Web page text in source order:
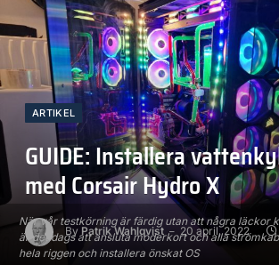
När vår testkörning är färdig utan att några läckor
är det dags att ansluta moderkort och alla
hela riggen och installera önskat OS
ARTIKEL
GUIDE: Installera
med Corsair Hydro X
By Patrik Wahlqvist 20 april, 2022